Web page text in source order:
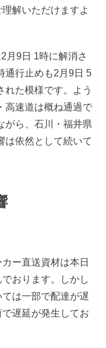
解いただけますよ
月9日 1時に解消さ
通行止めも2月9日 5
れた模様です。よう
高速道は概ね通過で
がら、石川・福井県
は依然として続いて
ー直送資材は本日
おります。しかし
は一部で配達が遅
遅延が発生してお